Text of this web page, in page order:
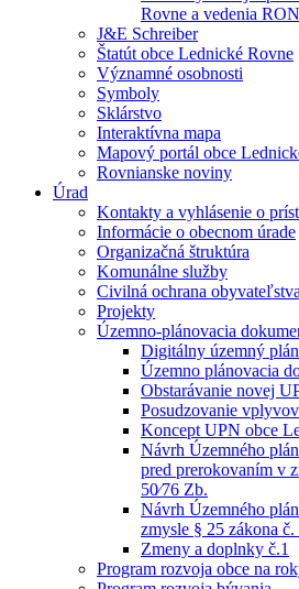
Rovne a vedenia
J&E Schreiber
Štatút obce Lednické Rovne
Významné osobnosti
Symboly
Sklárstvo
Interaktívna mapa
Mapový portál obce
Rovnianske noviny
Úrad
Kontakty a vyhlásenie o
Informácie o obecnom úrade
Organizačná štruktúra
Komunálne služby
Civilná ochrana obyvateľstva
Projekty
Územno-plánovacia
Digitálny územný
Územno plánovacia
Obstarávanie novej
Posudzovanie
Koncept UPN obce
Návrh Územného
pred prerokovaním v
50⁄76 Zb.
Návrh Územného
zmysle § 25 zákona č.
Zmeny a doplnky č.1
Program rozvoja obce na